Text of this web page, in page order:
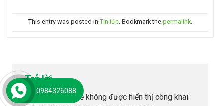
This entry was posted in Tin tức. Bookmark the permalink.
Trả lời
Email của bạn sẽ không được hiển thị công khai.
0984326088